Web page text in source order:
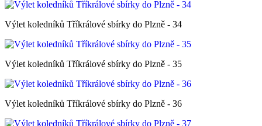
Výlet koledníků Tříkrálové sbírky do Plzně - 34
Výlet koledníků Tříkrálové sbírky do Plzně - 35
Výlet koledníků Tříkrálové sbírky do Plzně - 36